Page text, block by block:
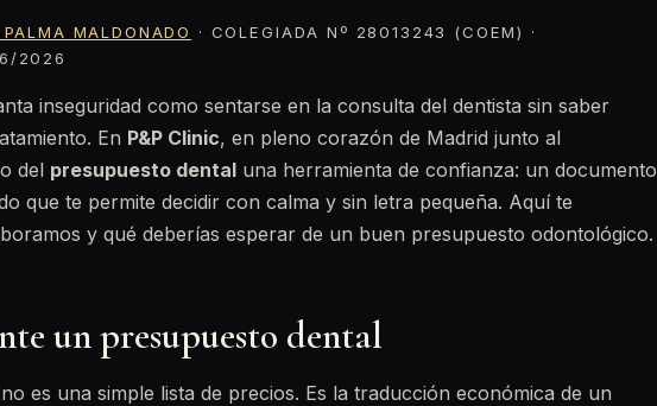
MALDONADO
· COLEGIADA Nº 28013243 (COEM) ·
2026
inseguridad como sentarse en la consulta del dentista sin saber
En P&P Clinic, en pleno corazón de Madrid junto al
del presupuesto dental una herramienta de confianza: un documento
que te permite decidir con calma y sin letra pequeña. Aquí te
y qué deberías esperar de un buen presupuesto odontológico.
un presupuesto dental
es una simple lista de precios. Es la traducción económica de un